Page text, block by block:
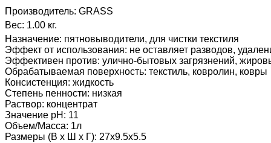
Производитель: GRASS
Вес: 1.00 кг.
Назначение: пятновыводители, для чистки текстиля
Эффект от использования: не оставляет разводов,
Эффективен против: улично-бытовых загрязнений,
Обрабатываемая поверхность: текстиль, ковролин, ковры
Консистенция: жидкость
Степень пенности: низкая
Раствор: концентрат
Значение pH : 11
Объем/Масса: 1л
Размеры (В х Ш х Г): 27х9.5х5.5